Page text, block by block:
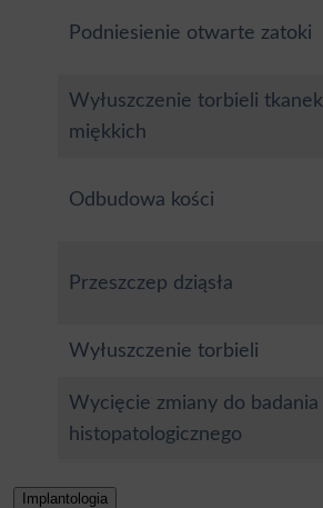
Podniesienie otwarte zatoki
Wyłuszczenie torbieli tkanek
miękkich
Odbudowa kości
Przeszczep dziąsła
Wyłuszczenie torbieli
Wycięcie zmiany do badania
histopatologicznego
Implantologia